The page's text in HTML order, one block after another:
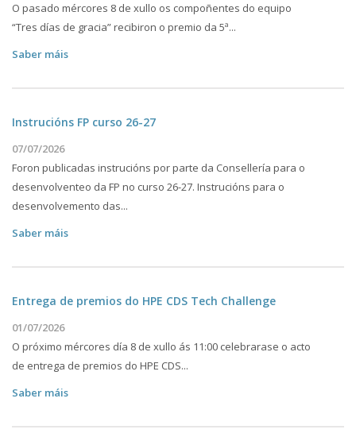
O pasado mércores 8 de xullo os compoñentes do equipo
“Tres días de gracia” recibiron o premio da 5ª...
Saber máis
Instrucións FP curso 26-27
07/07/2026
Foron publicadas instrucións por parte da Consellería para o
desenvolventeo da FP no curso 26-27. Instrucións para o
desenvolvemento das...
Saber máis
Entrega de premios do HPE CDS Tech Challenge
01/07/2026
O próximo mércores día 8 de xullo ás 11:00 celebrarase o acto
de entrega de premios do HPE CDS...
Saber máis